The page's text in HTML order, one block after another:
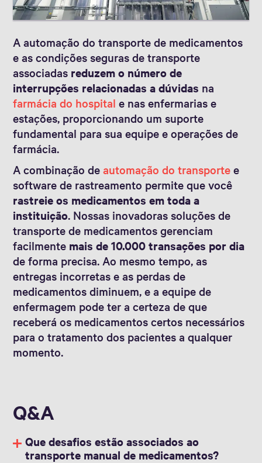
A automação do transporte de medicamentos
e as condições seguras de transporte
associadas reduzem o número de
interrupções relacionadas a dúvidas na
farmácia do hospital e nas enfermarias e
estações, proporcionando um suporte
fundamental para sua equipe e operações de
farmácia.
A combinação deautomação do transportee
software de rastreamento permite que você
rastreie os medicamentos em toda a
instituição. Nossas inovadoras soluções de
transporte de medicamentos gerenciam
facilmente mais de 10.000 transações por dia
de forma precisa. Ao mesmo tempo, as
entregas incorretas e as perdas de
medicamentos diminuem, e a equipe de
enfermagem pode ter a certeza de que
receberá os medicamentos certos necessários
para o tratamento dos pacientes a qualquer
momento.
Q&A
Que desafios estão associados ao
transporte manual de medicamentos?